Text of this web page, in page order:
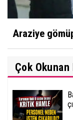
Araziye
Çok Okunan